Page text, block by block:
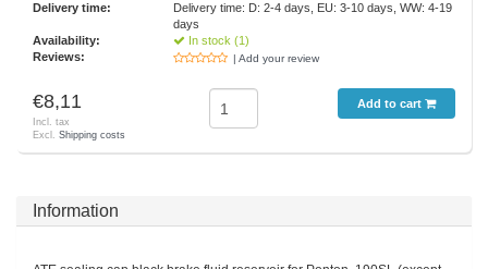
Delivery time:
Delivery time: D: 2-4 days, EU: 3-10 days, WW: 4-19
days
Availability:
In stock (1)
Reviews:
| Add your review
€8,11
Incl. tax
Excl. Shipping costs
Add to cart
Information